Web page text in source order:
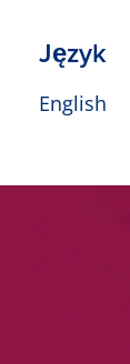
Język
English